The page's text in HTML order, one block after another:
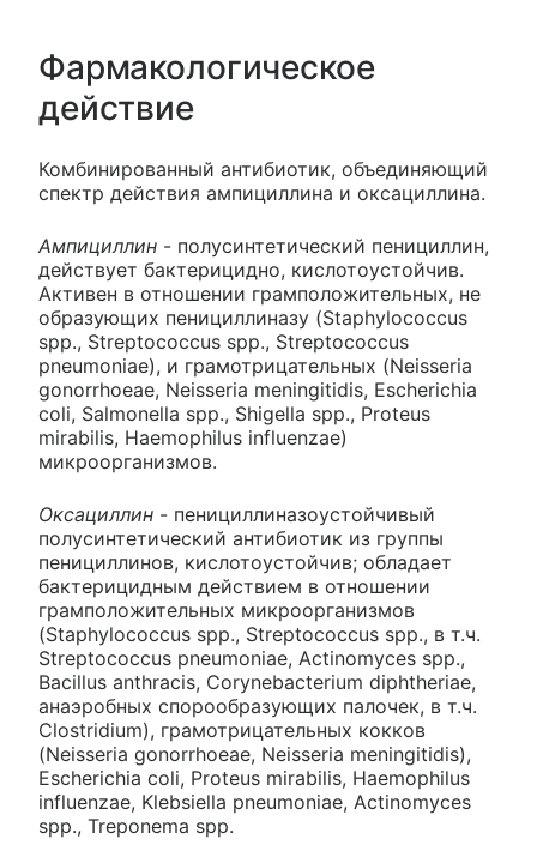
Фармакологическое
действие
Комбинированный антибиотик, объединяющий
спектр действия ампициллина и оксациллина.
Ампициллин - полусинтетический пенициллин,
действует бактерицидно, кислотоустойчив.
Активен в отношении грамположительных, не
образующих пенициллиназу (Staphylococcus
spp., Streptococcus spp., Streptococcus
pneumoniae), и грамотрицательных (Neisseria
gonorrhoeae, Neisseria meningitidis, Escherichia
coli, Salmonella spp., Shigella spp., Proteus
mirabilis, Haemophilus influenzae)
микроорганизмов.
Оксациллин - пенициллиназоустойчивый
полусинтетический антибиотик из группы
пенициллинов, кислотоустойчив; обладает
бактерицидным действием в отношении
грамположительных микроорганизмов
(Staphylococcus spp., Streptococcus spp., в т.ч.
Streptococcus pneumoniae, Actinomyces spp.,
Bacillus anthracis, Corynebacterium diphtheriae,
анаэробных спорообразующих палочек, в т.ч.
Clostridium), грамотрицательных кокков
(Neisseria gonorrhoeae, Neisseria meningitidis),
Escherichia coli, Proteus mirabilis, Haemophilus
influenzae, Klebsiella pneumoniae, Actinomyces
spp., Treponema spp.